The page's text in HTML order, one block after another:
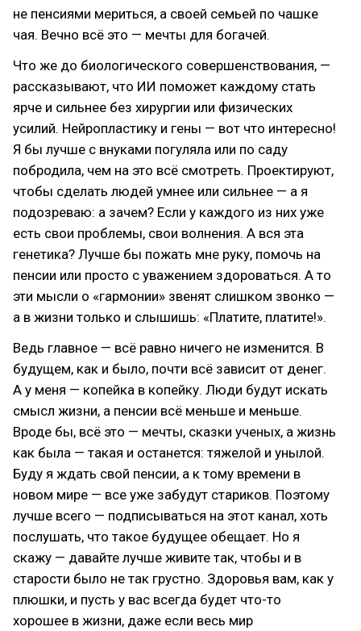
не пенсиями мериться, а своей семьей по чашке
чая. Вечно всё это — мечты для богачей.
Что же до биологического совершенствования, —
рассказывают, что ИИ поможет каждому стать
ярче и сильнее без хирургии или физических
усилий. Нейропластику и гены — вот что интересно!
Я бы лучше с внуками погуляла или по саду
побродила, чем на это всё смотреть. Проектируют,
чтобы сделать людей умнее или сильнее — а я
подозреваю: а зачем? Если у каждого из них уже
есть свои проблемы, свои волнения. А вся эта
генетика? Лучше бы пожать мне руку, помочь на
пенсии или просто с уважением здороваться. А то
эти мысли о «гармонии» звенят слишком звонко —
а в жизни только и слышишь: «Платите, платите!».
Ведь главное — всё равно ничего не изменится. В
будущем, как и было, почти всё зависит от денег.
А у меня — копейка в копейку. Люди будут искать
смысл жизни, а пенсии всё меньше и меньше.
Вроде бы, всё это — мечты, сказки ученых, а жизнь
как была — такая и останется: тяжелой и унылой.
Буду я ждать свой пенсии, а к тому времени в
новом мире — все уже забудут стариков. Поэтому
лучше всего — подписываться на этот канал, хоть
послушать, что такое будущее обещает. Но я
скажу — давайте лучше живите так, чтобы и в
старости было не так грустно. Здоровья вам, как у
плюшки, и пусть у вас всегда будет что-то
хорошее в жизни, даже если весь мир